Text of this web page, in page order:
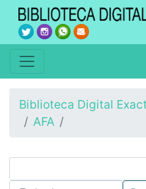
Biblioteca Digital
AFA